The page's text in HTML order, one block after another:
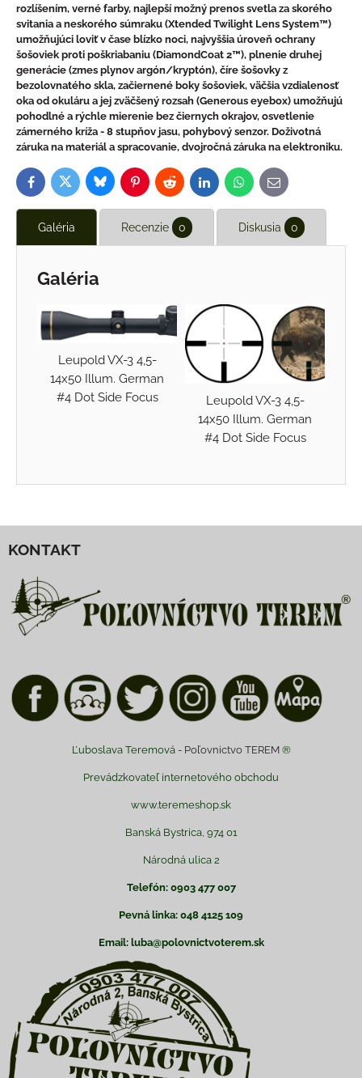
rozlíšením, verné farby, najlepší možný prenos svetla za skorého
svitania a neskorého súmraku (Xtended Twilight Lens System™)
umožňujúci loviť v čase blízko noci, najvyššia úroveň ochrany
šošoviek proti poškriabaniu (DiamondCoat 2™), plnenie druhej
generácie (zmes plynov argón/kryptón), číre šošovky z
bezolovnatého skla, začiernené boky šošoviek, väčšia vzdialenosť
oka od okuláru a jej zväčšený rozsah (Generous eyebox) umožňujú
pohodlné a rýchle mierenie bez čiernych okrajov, osvetlenie
zámerného kríža - 8 stupňov jasu, pohybový senzor. Doživotná
záruka na materiál a spracovanie, dvojročná záruka na elektroniku.
FacebookTwitterBlueskyPinterestReddit LinkedInWhatsApp
E-
mail
Galéria Recenzie 0 Diskusia 0
Galéria
Leupold VX-3 4,5-
14x50 Illum. German
#4 Dot Side Focus
Leupold VX-3 4,5-
14x50 Illum. German
#4 Dot Side Focus
KONTAKT
Ľuboslava Teremová - Poľovnictvo TEREM®
Prevádzkovateľ internetového obchodu
www.teremeshop.sk
Banská Bystrica, 974 01
Národná ulica 2
Telefón: 0903 477 007
Pevná linka: 048 4125 109
Email: luba@polovnictvoterem.sk